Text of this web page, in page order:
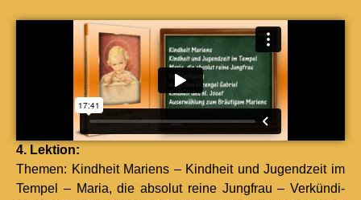
4. Lek­tion:
The­men: Kind­heit Mariens – Kind­heit und Jugendzeit im
Tem­pel – Maria, die abso­lut reine Jungfrau – Verkündi­